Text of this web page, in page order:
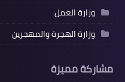
وزارة العمل
وزارة الهجرة والمهجرين
مشاركة مميزة